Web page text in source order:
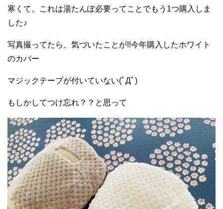
寒くて。これは湯たんぽ必要ってことでもう1つ購入しま
した♪
写真撮ってたら、気づいたことが!!今年購入したホワイト
のカバー
マジックテープが付いていない(ﾟДﾟ)
もしかしてつけ忘れ？？と思って